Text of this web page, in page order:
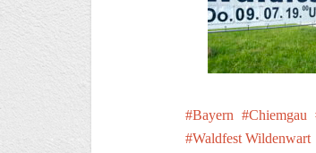
Bayern Chiemgau
Waldfest Wildenwart